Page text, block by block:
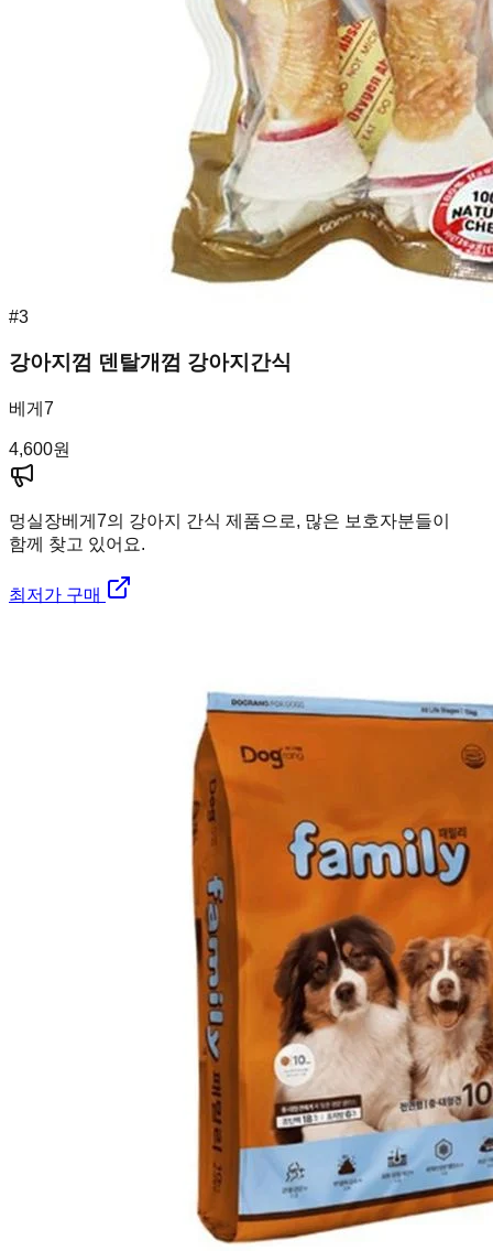
#3
강아지껌 덴탈개껌 강아지간식
베게7
4,600원
멍실장베게7의 강아지 간식 제품으로, 많은 보호자분들이
함께 찾고 있어요.
최저가 구매